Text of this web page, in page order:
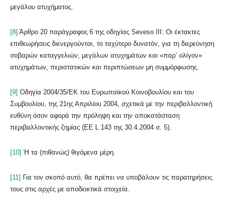
μεγάλου ατυχήματος.
[8] Άρθρο 20 παράγραφος 6 της οδηγίας Seveso III: Οι έκτακτες
επιθεωρήσεις διενεργούνται, το ταχύτερο δυνατόν, για τη διερεύνηση
σοβαρών καταγγελιών, μεγάλων ατυχημάτων και «παρ’ ολίγον»
ατυχημάτων, περιστατικών και περιπτώσεων μη συμμόρφωσης.
[9] Οδηγία 2004/35/ΕΚ του Ευρωπαϊκού Κοινοβουλίου και του
Συμβουλίου, της 21ης Απριλίου 2004, σχετικά με την περιβαλλοντική
ευθύνη όσον αφορά την πρόληψη και την αποκατάσταση
περιβαλλοντικής ζημίας (ΕΕ L 143 της 30.4.2004 σ. 5).
[10] Ή τα (πιθανώς) θιγόμενα μέρη.
[11] Για τον σκοπό αυτό, θα πρέπει να υποβάλουν τις παρατηρήσεις
τους στις αρχές με αποδεικτικά στοιχεία.